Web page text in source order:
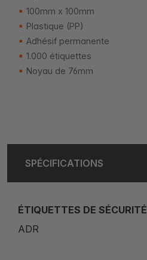
100mm x 100mm
Plastique (PP)
Adhésif permanente
1.000 étiquettes
Noyau de 76mm
SPÉCIFICATIONS
ÉTIQUETTES DE SÉCURITÉ
ADR